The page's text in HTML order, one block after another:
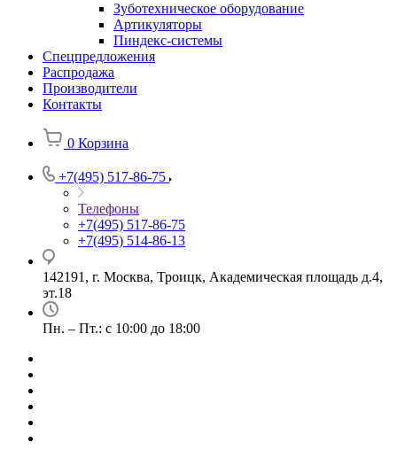
Зуботехническое оборудование
Артикуляторы
Пиндекс-системы
Спецпредложения
Распродажа
Производители
Контакты
0 Корзина
+7(495) 517-86-75
Телефоны
+7(495) 517-86-75
+7(495) 514-86-13
142191, г. Москва, Троицк, Академическая площадь д.4,
эт.18
Пн. – Пт.: с 10:00 до 18:00